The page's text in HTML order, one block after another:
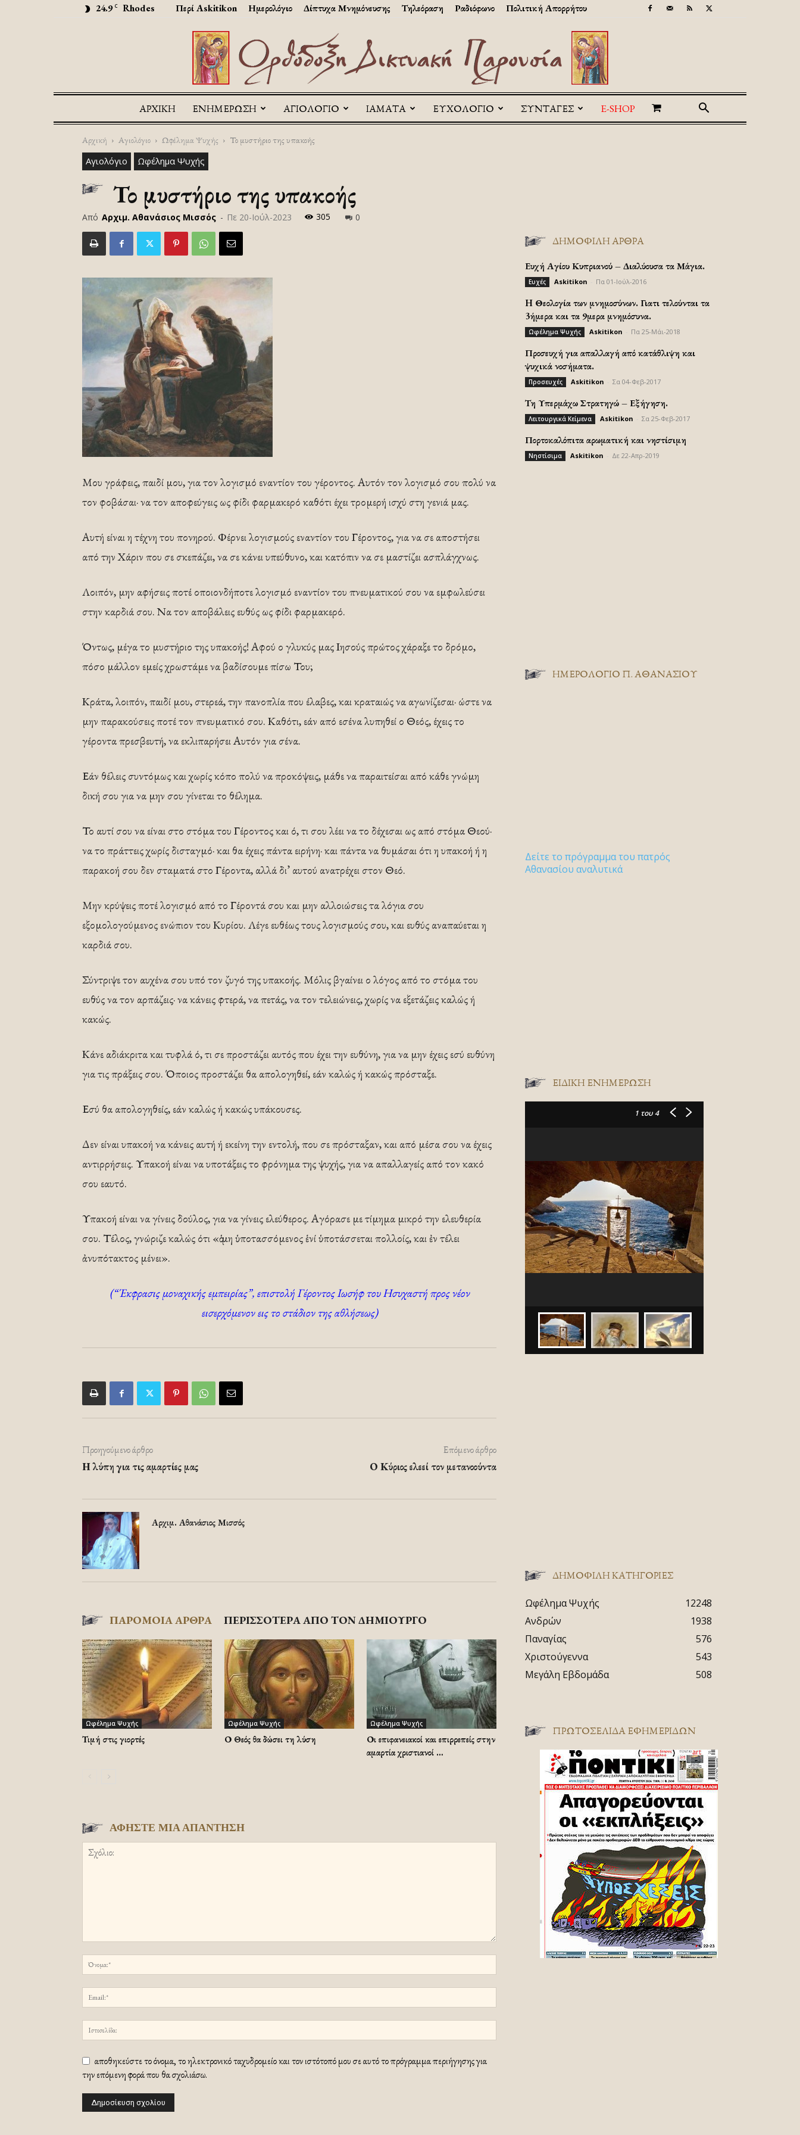
24.9 C Rhodes Περί Askitikon Ημερολόγιο Δίπτυχα Μνημόνευσης Τηλεόραση Ραδιόφωνο Πολιτική Απορρήτου
Askitikon
ΑΡΧΙΚΉ ΕΝΗΜΕΡΩΣΗ ΑΓΙΟΛΟΓΙΟ ΙΑΜΑΤΑ ΕΥΧΟΛΟΓΙΟ ΣΥΝΤΑΓΕΣ E-SHOP
Αρχική Αγιολόγιο Ωφέλημα Ψυχής Το μυστήριο της υπακοής
Αγιολόγιο Ωφέλημα Ψυχής
Το μυστήριο της υπακοής
Από Αρχιμ. Αθανάσιος Μισσός - Πε 20-Ιούλ-2023 305 0
Μου γράφεις, παιδί μου, για τον λογισμό εναντίον του γέροντος. Αυτόν τον λογισμό σου πολύ να
τον φοβάσαι· να τον αποφεύγεις ως φίδι φαρμακερό καθότι έχει τρομερή ισχύ στη γενιά μας.
Αυτή είναι η τέχνη του πονηρού. Φέρνει λογισμούς εναντίον του Γέροντος, για να σε αποστήσει
από την Χάριν που σε σκεπάζει, να σε κάνει υπεύθυνο, και κατόπιν να σε μαστίζει ασπλάγχνως.
Λοιπόν, μην αφήσεις ποτέ οποιονδήποτε λογισμό εναντίον του πνευματικού σου να εμφωλεύσει
στην καρδιά σου. Να τον αποβάλεις ευθύς ως φίδι φαρμακερό.
Όντως, μέγα το μυστήριο της υπακοής! Αφού ο γλυκύς μας Ιησούς πρώτος χάραξε το δρόμο,
πόσο μάλλον εμείς χρωστάμε να βαδίσουμε πίσω Του;
Κράτα, λοιπόν, παιδί μου, στερεά, την πανοπλία που έλαβες, και κραταιώς να αγωνίζεσαι· ώστε να
μην παρακούσεις ποτέ τον πνευματικό σου. Καθότι, εάν από εσένα λυπηθεί ο Θεός, έχεις το
γέροντα πρεσβευτή, να εκλιπαρήσει Αυτόν για σένα.
Εάν θέλεις συντόμως και χωρίς κόπο πολύ να προκόψεις, μάθε να παραιτείσαι από κάθε γνώμη
δική σου για να μην σου γίνεται το θέλημα.
Το αυτί σου να είναι στο στόμα του Γέροντος και ό, τι σου λέει να το δέχεσαι ως από στόμα Θεού·
να το πράττεις χωρίς δισταγμό· και θα έχεις πάντα ειρήνη· και πάντα να θυμάσαι ότι η υπακοή ή η
παρακοή σου δεν σταματά στο Γέροντα, αλλά δι’ αυτού ανατρέχει στον Θεό.
Μην κρύψεις ποτέ λογισμό από το Γέροντά σου και μην αλλοιώσεις τα λόγια σου
εξομολογούμενος ενώπιον του Κυρίου. Λέγε ευθέως τους λογισμούς σου, και ευθύς αναπαύεται η
καρδιά σου.
Σύντριψε τον αυχένα σου υπό τον ζυγό της υπακοής. Μόλις βγαίνει ο λόγος από το στόμα του
ευθύς να τον αρπάζεις· να κάνεις φτερά, να πετάς, να τον τελειώνεις, χωρίς να εξετάζεις καλώς ή
κακώς.
Κάνε αδιάκριτα και τυφλά ό, τι σε προστάζει αυτός που έχει την ευθύνη, για να μην έχεις εσύ ευθύνη
για τις πράξεις σου. Όποιος προστάζει θα απολογηθεί, εάν καλώς ή κακώς πρόσταξε.
Εσύ θα απολογηθείς, εάν καλώς ή κακώς υπάκουσες.
Δεν είναι υπακοή να κάνεις αυτή ή εκείνη την εντολή, που σε πρόσταξαν, και από μέσα σου να έχεις
αντιρρήσεις. Υπακοή είναι να υποτάξεις το φρόνημα της ψυχής, για να απαλλαγείς από τον κακό
σου εαυτό.
Υπακοή είναι να γίνεις δούλος, για να γίνεις ελεύθερος. Αγόρασε με τίμημα μικρό την ελευθερία
σου. Τέλος, γνώριζε καλώς ότι «ὁ μη ὑποτασσόμενος ἑνί ὑποτάσσεται πολλοίς, και ἐν τέλει
ἀνυπότακτος μένει».
(“Έκφρασις μοναχικής εμπειρίας”, επιστολή Γέροντος Ιωσήφ του Ησυχαστή προς νέον
εισερχόμενον εις το στάδιον της αθλήσεως)
Προηγούμενο άρθρο
Η λύπη για τις αμαρτίες μας
Επόμενο άρθρο
Ο Κύριος ελεεί τον μετανοούντα
Αρχιμ. Αθανάσιος Μισσός
ΠΑΡΟΜΟΙΑ ΑΡΘΡΑ ΠΕΡΙΣΣΟΤΕΡΑ ΑΠΟ ΤΟΝ ΔΗΜΙΟΥΡΓΟ
Ωφέλημα Ψυχής
Τιμή στις γιορτές
Ωφέλημα Ψυχής
Ο Θεός θα δώσει τη λύση
Ωφέλημα Ψυχής
Οι επιφανειακοί και επιρρεπείς στην
αμαρτία χριστιανοί …
ΑΦΗΣΤΕ ΜΙΑ ΑΠΑΝΤΗΣΗ
αποθηκεύστε το όνομα, το ηλεκτρονικό ταχυδρομείο και τον ιστότοπό μου σε αυτό το πρόγραμμα περιήγησης για
την επόμενη φορά που θα σχολιάσω.
ΔΗΜΟΦΙΛΗ ΑΡΘΡΑ
Ευχή Αγίου Κυπριανού – Διαλύουσα τα Μάγια.
Ευχές Askitikon Πα 01-Ιούλ-2016
H Θεολογία των μνημοσύνων. Γιατι τελούνται τα
3ήμερα και τα 9μερα μνημόσυνα.
Ωφέλημα Ψυχής Askitikon Πα 25-Μάι-2018
Προσευχή για απαλλαγή από κατάθλιψη και
ψυχικά νοσήματα.
Προσευχές Askitikon Σα 04-Φεβ-2017
Τη Υπερμάχω Στρατηγώ – Εξήγηση.
Λειτουργικά Κείμενα Askitikon Σα 25-Φεβ-2017
Πορτοκαλόπιτα αρωματική και νηστίσιμη
Νηστίσιμα Askitikon Δε 22-Απρ-2019
ΗΜΕΡΟΛΟΓΙΟ Π. ΑΘΑΝΑΣΙΟΥ
Δείτε το πρόγραμμα του πατρός
Αθανασίου αναλυτικά
ΕΙΔΙΚΉ ΕΝΗΜΈΡΩΣΗ
1 του 4
ΔΗΜΟΦΙΛΗ ΚΑΤΗΓΟΡΙΕΣ
Ωφέλημα Ψυχής
12248
Ανδρών
1938
Παναγίας
576
Χριστούγεννα
543
Μεγάλη Εβδομάδα
508
ΠΡΩΤΟΣΈΛΙΔΑ ΕΦΗΜΕΡΊΔΩΝ